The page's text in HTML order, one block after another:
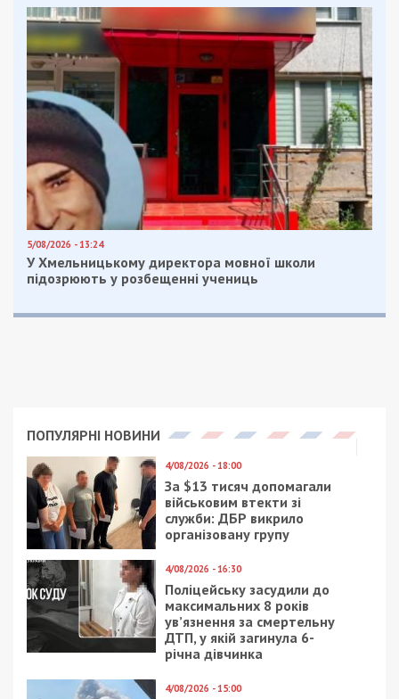
5/08/2026 - 13:24
У Хмельницькому директора мовної школи
підозрюють у розбещенні учениць
ПОПУЛЯРНІ НОВИНИ
4/08/2026 - 18:00
За $13 тисяч допомагали
військовим втекти зі
служби: ДБР викрило
організовану групу
4/08/2026 - 16:30
Поліцейську засудили до
максимальних 8 років
ув’язнення за смертельну
ДТП, у якій загинула 6-
річна дівчинка
4/08/2026 - 15:00